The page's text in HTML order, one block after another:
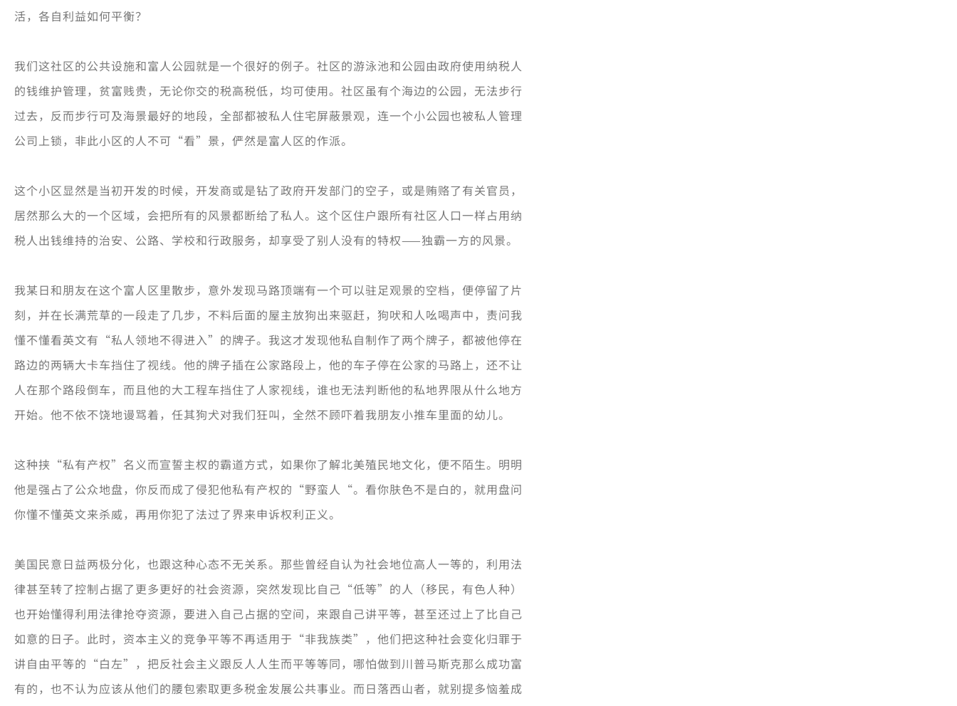
活，各自利益如何平衡？
我们这社区的公共设施和富人公园就是一个很好的例子。社区的游泳池和公园由政府使用纳税人
的钱维护管理，贫富贱贵，无论你交的税高税低，均可使用。社区虽有个海边的公园，无法步行
过去，反而步行可及海景最好的地段，全部都被私人住宅屏蔽景观，连一个小公园也被私人管理
公司上锁，非此小区的人不可“看”景，俨然是富人区的作派。
这个小区显然是当初开发的时候，开发商或是钻了政府开发部门的空子，或是贿赂了有关官员，
居然那么大的一个区域，会把所有的风景都断给了私人。这个区住户跟所有社区人口一样占用纳
税人出钱维持的治安、公路、学校和行政服务，却享受了别人没有的特权——独霸一方的风景。
我某日和朋友在这个富人区里散步，意外发现马路顶端有一个可以驻足观景的空档，便停留了片
刻，并在长满荒草的一段走了几步，不料后面的屋主放狗出来驱赶，狗吠和人吆喝声中，责问我
懂不懂看英文有“私人领地不得进入”的牌子。我这才发现他私自制作了两个牌子，都被他停在
路边的两辆大卡车挡住了视线。他的牌子插在公家路段上，他的车子停在公家的马路上，还不让
人在那个路段倒车，而且他的大工程车挡住了人家视线，谁也无法判断他的私地界限从什么地方
开始。他不依不饶地谩骂着，任其狗犬对我们狂叫，全然不顾吓着我朋友小推车里面的幼儿。
这种挟“私有产权”名义而宣誓主权的霸道方式，如果你了解北美殖民地文化，便不陌生。明明
他是强占了公众地盘，你反而成了侵犯他私有产权的“野蛮人“。看你肤色不是白的，就用盘问
你懂不懂英文来杀威，再用你犯了法过了界来申诉权利正义。
美国民意日益两极分化，也跟这种心态不无关系。那些曾经自认为社会地位高人一等的，利用法
律甚至转了控制占据了更多更好的社会资源，突然发现比自己“低等”的人（移民，有色人种）
也开始懂得利用法律抢夺资源，要进入自己占据的空间，来跟自己讲平等，甚至还过上了比自己
如意的日子。此时，资本主义的竞争平等不再适用于“非我族类”，他们把这种社会变化归罪于
讲自由平等的“白左”，把反社会主义跟反人人生而平等等同，哪怕做到川普马斯克那么成功富
有的，也不认为应该从他们的腰包索取更多税金发展公共事业。而日落西山者，就别提多恼羞成